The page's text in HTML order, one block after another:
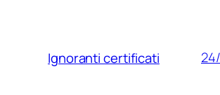
Ignoranti certificati